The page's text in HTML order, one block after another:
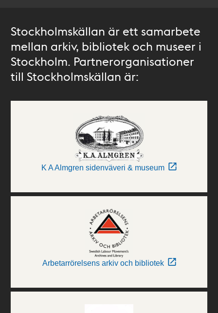
Stockholmskällan är ett samarbete
mellan arkiv, bibliotek och museer i
Stockholm. Partnerorganisationer
till Stockholmskällan är:
K A Almgren sidenväveri & museum
Arbetarrörelsens arkiv och bibliotek